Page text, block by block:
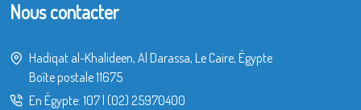
Nous contacter
Hadiqat al-Khalideen, Al Darassa, Le Caire, Égypte
Boîte postale 11675
En Égypte: 107| (02) 25970400